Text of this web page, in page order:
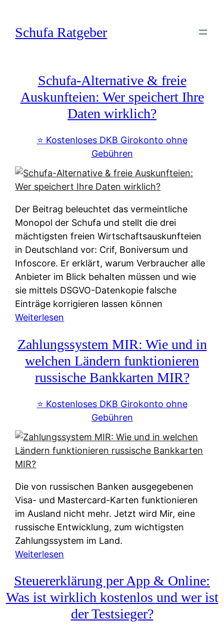
springen
Schufa Ratgeber
Schufa-Alternative & freie
Auskunfteien: Wer speichert Ihre
Daten wirklich?
⭐️ Kostenloses DKB Girokonto ohne
Gebühren
Der Beitrag beleuchtet das vermeintliche
Monopol der Schufa und stellt die drei
mächtigsten freien Wirtschaftsauskunfteien
in Deutschland vor: Crif, Boniversum und
Infoscore. Er erklärt, warum Verbraucher alle
Anbieter im Blick behalten müssen und wie
sie mittels DSGVO-Datenkopie falsche
Einträge korrigieren lassen können
Weiterlesen
c
h
u
f
-
l
t
n
a
t
i
v
e
&
f
r
Zahlungssystem MIR: Wie und in
welchen Ländern funktionieren
russische Bankkarten MIR?
⭐️ Kostenloses DKB Girokonto ohne
Gebühren
Die von russischen Banken ausgegebenen
Visa- und Mastercard-Karten funktionieren
im Ausland nicht mehr. Jetzt wird Mir, eine
russische Entwicklung, zum wichtigsten
Zahlungssystem im Land.
Weiterlesen
a
h
Steuererklärung per App & Online:
Was ist wirklich kostenlos und wer ist
der Testsieger?